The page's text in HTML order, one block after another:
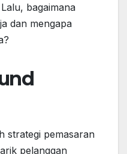
bagaimana
dan mengapa
strategi pemasaran
pelanggan